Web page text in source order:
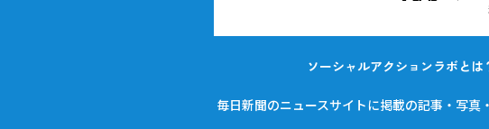
ソーシャルアクションラボとは
毎日新聞のニュースサイトに掲載の記事・写真